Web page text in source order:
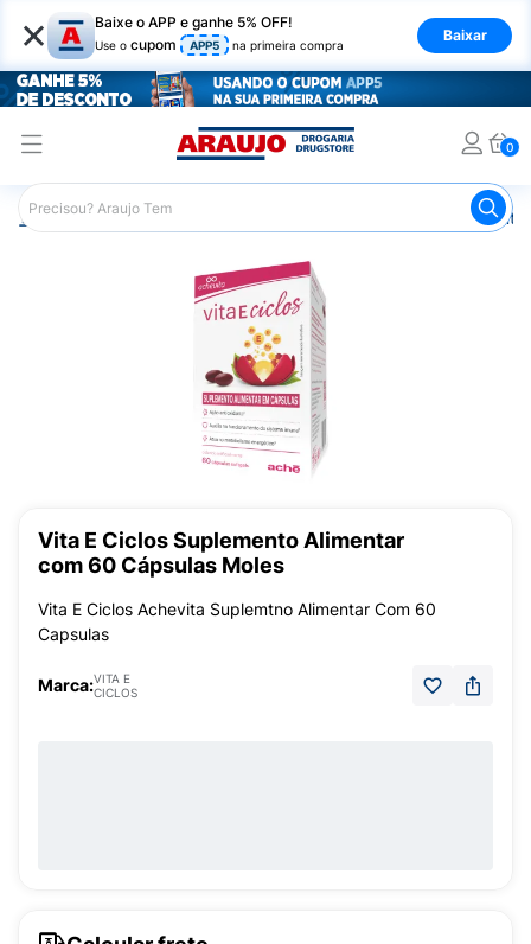
× Baixe o APP e ganhe 5% OFF!
Use o cupom APP5 na primeira compra
Baixar
0
Araujo Saúde e Bem Estar
Vita E Ciclos Suplemento Alimentar
com 60 Cápsulas Moles
Vita E Ciclos Achevita Suplemtno Alimentar Com 60
Capsulas
Marca:VITA E
CICLOS